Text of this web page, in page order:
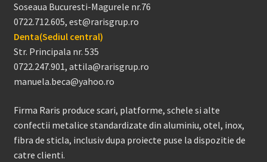
Soseaua Bucuresti-Magurele nr.76
0722.712.605, est@rarisgrup.ro
Denta(Sediul central)
Str. Principala nr. 535
0722.247.901, attila@rarisgrup.ro
manuela.beca@yahoo.ro
Firma Raris produce scari, platforme, schele si alte
confectii metalice standardizate din aluminiu, otel, inox,
fibra de sticla, inclusiv dupa proiecte puse la dispozitie de
catre clienti.